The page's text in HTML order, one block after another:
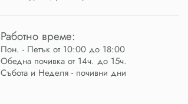
Работно време:
Пон. - Петък от 10:00 до 18:00
Обедна почивка от 14ч. до 15ч.
Събота и Неделя - почивни дни